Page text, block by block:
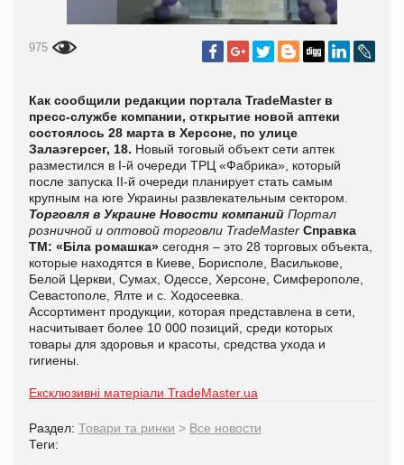
975
Как сообщили редакции портала TradeMaster в
пресс-службе компании, открытие новой аптеки
состоялось 28 марта в Херсоне, по улице
Залаэгерсег, 18. Новый тоговый объект сети аптек
разместился в І-й очереди ТРЦ «Фабрика», который
после запуска ІІ-й очереди планирует стать самым
крупным на юге Украины развлекательным сектором.
Торговля в Украине Новости компаний Портал
розничной и оптовой торговли TradeMaster Справка
ТМ: «Біла ромашка» сегодня – это 28 торговых объекта,
которые находятся в Киеве, Борисполе, Василькове,
Белой Церкви, Cумах, Одессе, Херсоне, Симферополе,
Севастополе, Ялте и с. Ходосеевка.
Ассортимент продукции, которая представлена в сети,
насчитывает более 10 000 позиций, среди которых
товары для здоровья и красоты, средства ухода и
гигиены.
Ексклюзивні матеріали TradeMaster.ua
Раздел: Товари та ринки > Все новости
Теги: